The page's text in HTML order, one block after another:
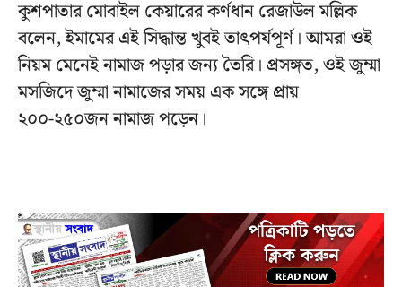
কুশপাতার মোবাইল কেয়ারের কর্ণধান রেজাউল মল্লিক
বলেন, ইমামের এই সিদ্ধান্ত খুবই তাৎপর্যপূর্ণ। আমরা ওই
নিয়ম মেনেই নামাজ পড়ার জন্য তৈরি। প্রসঙ্গত, ওই জুম্মা
মসজিদে জুম্মা নামাজের সময় এক সঙ্গে প্রায়
২০০-২৫০জন নামাজ পড়েন।